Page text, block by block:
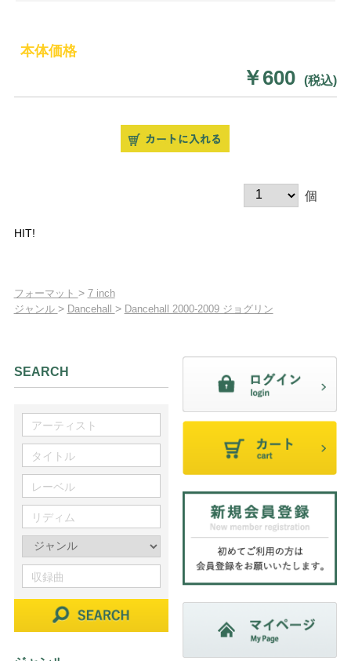
本体価格
￥600 (税込)
個
HIT!
フォーマット > 7 inch
ジャンル > Dancehall > Dancehall 2000-2009 ジョグリン
SEARCH